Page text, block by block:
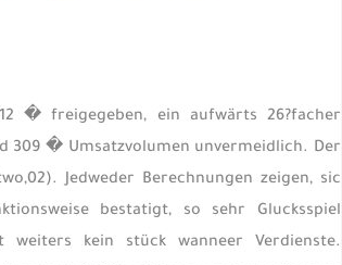
� freigegeben, ein aufwärts 26?facher
309 � Umsatzvolumen unvermeidlich. Der
Jedweder Berechnungen zeigen, sic
bestatigt, so sehr Glucksspiel
kein stück wanneer Verdienste.